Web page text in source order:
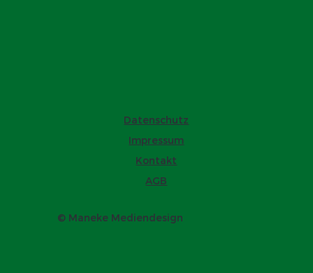
Datenschutz
Impressum
Kontakt
AGB
© Maneke Mediendesign